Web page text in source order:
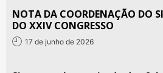
NOTA DA COORDENAÇÃO DO
DO XXIV CONGRESSO
17 de junho de 2026